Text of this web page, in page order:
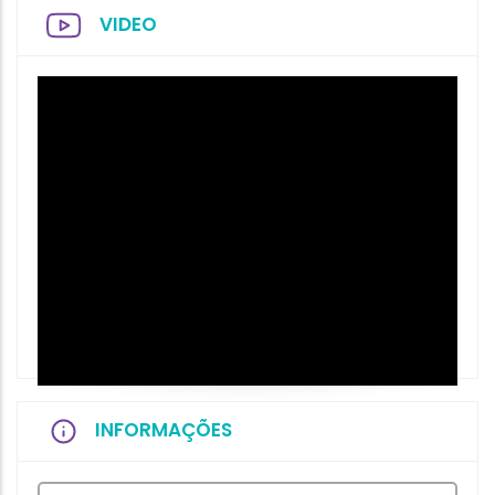
VIDEO
INFORMAÇÕES